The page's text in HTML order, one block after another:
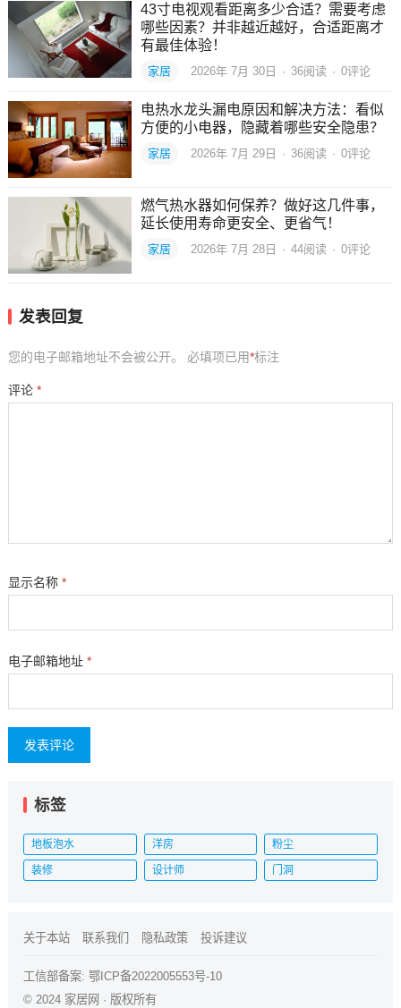
43寸电视观看距离多少合适？需要考虑
哪些因素？并非越近越好，合适距离才
有最佳体验！
家居 2026年 7月 30日 · 36阅读 · 0评论
电热水龙头漏电原因和解决方法：看似
方便的小电器，隐藏着哪些安全隐患？
家居 2026年 7月 29日 · 36阅读 · 0评论
燃气热水器如何保养？做好这几件事，
延长使用寿命更安全、更省气！
家居 2026年 7月 28日 · 44阅读 · 0评论
发表回复
您的电子邮箱地址不会被公开。 必填项已用*标注
评论 *
显示名称 *
电子邮箱地址 *
标签
地板泡水 洋房 粉尘
装修 设计师 门洞
关于本站 联系我们 隐私政策 投诉建议
工信部备案: 鄂ICP备2022005553号-10
© 2024 家居网 · 版权所有